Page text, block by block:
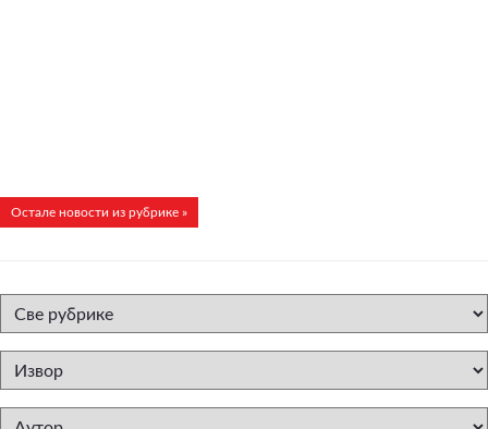
Остале новости из рубрике »